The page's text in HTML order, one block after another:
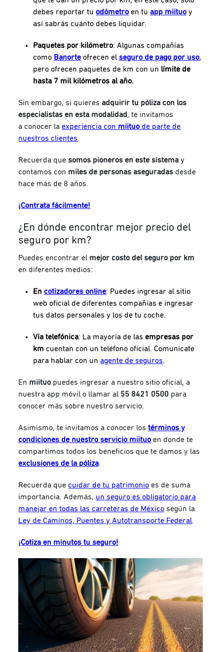
debes reportar tu odómetro en tu app miituo y
así sabrás cuánto debes liquidar.
Paquetes por kilómetro: Algunas compañías
como Banorte ofrecen el seguro de pago por uso,
pero ofrecen paquetes de km con un límite de
hasta 7 mil kilómetros al año.
Sin embargo, si quieres adquirir tu póliza con los
especialistas en esta modalidad, te invitamos
a conocer laexperiencia con miituode parte de
nuestros clientes.
Recuerda quesomos pioneros en este sistema y
contamos con miles de personas aseguradas desde
hace más de 8 años.
¡Contrata fácilmente!
¿En dónde encontrar mejor precio del
seguro por km?
Puedes encontrar el mejor costo del seguro por km
en diferentes medios:
En cotizadores online: Puedes ingresar al sitio
web oficial de diferentes compañías e ingresar
tus datos personales y los de tu coche.
Vía telefónica: La mayoría de lasempresas por
km cuentan con un teléfono oficial. Comunícate
para hablar con un agente de seguros.
En miituo puedes ingresar a nuestro sitio oficial, a
nuestra app móvil o llamar al 55 8421 0500 para
conocer más sobre nuestro servicio.
Asimismo, te invitamos a conocer los términos y
condiciones de nuestro servicio miituo en donde te
compartimos todos los beneficios que te damos y las
exclusiones de la póliza.
Recuerda quecuidar de tu patrimonio es de suma
importancia. Además, un seguro es obligatorio para
manejar en todas las carreteras de México según la
Ley de Caminos, Puentes y Autotransporte Federal.
¡Cotiza en minutos tu seguro!